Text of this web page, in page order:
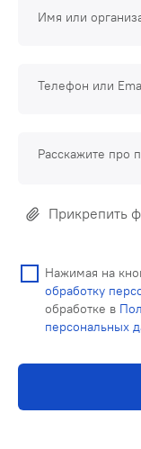
Имя или
Телефон или
Расскажите про
Прикрепить
Нажимая на
обработку
обработке в
персональных